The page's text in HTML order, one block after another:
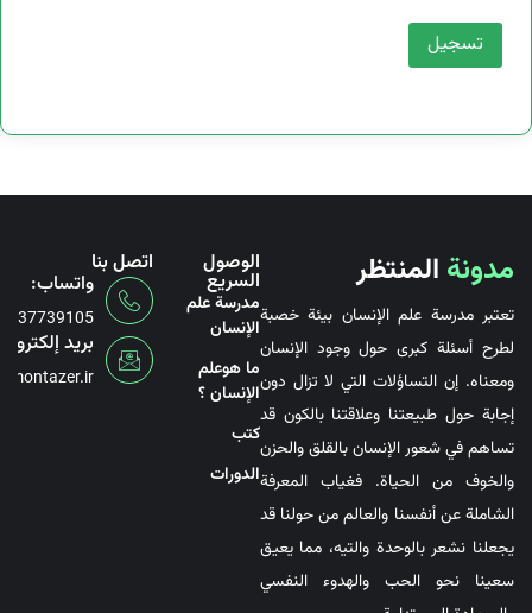
تسجيل
مدونة المنتظر
تعتبر مدرسة علم الإنسان بيئة خصبة
لطرح أسئلة كبرى حول وجود الإنسان
ومعناه. إن التساؤلات التي لا تزال دون
إجابة حول طبيعتنا وعلاقتنا بالكون قد
تساهم في شعور الإنسان بالقلق والحزن
والخوف من الحياة. فغياب المعرفة
الشاملة عن أنفسنا والعالم من حولنا قد
يجعلنا نشعر بالوحدة والتيه، مما يعيق
سعينا نحو الحب والهدوء النفسي
الوصول
السريع
مدرسة علم
الإنسان
ما هوعلم
الإنسان ؟
کتب
الدورات
اتصل بنا
واتساب:
بريد